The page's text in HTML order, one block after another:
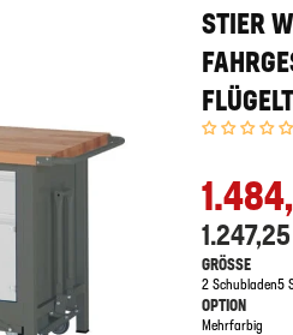
STIER
GRÖSSE
2 Schubladen5
OPTION
Mehrfarbig